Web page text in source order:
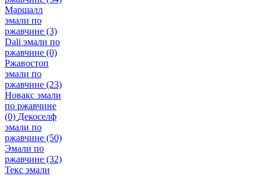
Маршалл
эмали по
ржавчине (3)
Dali эмали по
ржавчине (0)
Ржавостоп
эмали по
ржавчине (23)
Новакс эмали
по ржавчине
(0) Декоселф
эмали по
ржавчине (50)
Эмали по
ржавчине (32)
Текс эмали